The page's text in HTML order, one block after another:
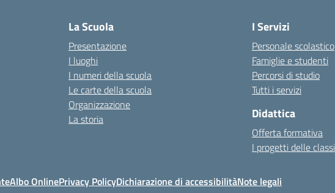
La Scuola
Presentazione
I luoghi
I numeri della scuola
Le carte della scuola
Organizzazione
La storia
I Servizi
Personale scolastico
Famiglie e studenti
Percorsi di studio
Tutti i servizi
Didattica
Offerta formativa
I progetti delle classi
Albo OnlinePrivacy PolicyDichiarazione di accessibilitàNote legali